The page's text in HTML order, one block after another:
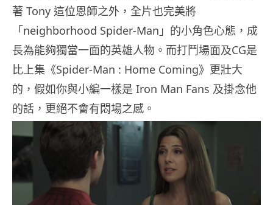
著 Tony 這位恩師之外，全片也完美將
「neighborhood Spider-Man」的小角色心態，成
長為能夠獨當一面的英雄人物。而打鬥場面及CG是
比上集《Spider-Man : Home Coming》更壯大
的，假如你與小編一樣是 Iron Man Fans 及掛念他
的話，更絕不會有悶場之感。